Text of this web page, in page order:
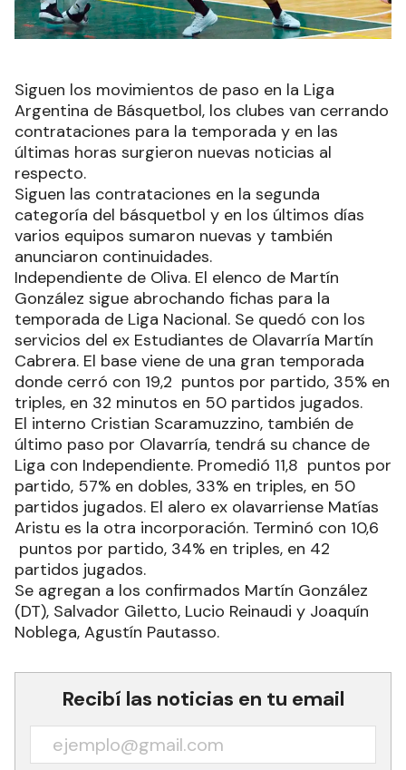
Siguen los movimientos de paso en la Liga
Argentina de Básquetbol, los clubes van cerrando
contrataciones para la temporada y en las
últimas horas surgieron nuevas noticias al
respecto.
Siguen las contrataciones en la segunda
categoría del básquetbol y en los últimos días
varios equipos sumaron nuevas y también
anunciaron continuidades.
Independiente de Oliva. El elenco de Martín
González sigue abrochando fichas para la
temporada de Liga Nacional. Se quedó con los
servicios del ex Estudiantes de Olavarría Martín
Cabrera. El base viene de una gran temporada
donde cerró con 19,2 puntos por partido, 35% en
triples, en 32 minutos en 50 partidos jugados.
El interno Cristian Scaramuzzino, también de
último paso por Olavarría, tendrá su chance de
Liga con Independiente. Promedió 11,8 puntos por
partido, 57% en dobles, 33% en triples, en 50
partidos jugados. El alero ex olavarriense Matías
Aristu es la otra incorporación. Terminó con 10,6
puntos por partido, 34% en triples, en 42
partidos jugados.
Se agregan a los confirmados Martín González
(DT), Salvador Giletto, Lucio Reinaudi y Joaquín
Noblega, Agustín Pautasso.
Recibí las noticias en tu email